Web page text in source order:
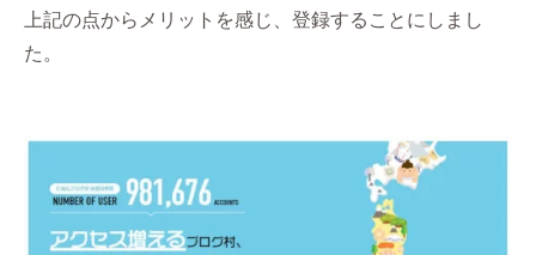
上記の点からメリットを感じ、登録することにしまし
た。